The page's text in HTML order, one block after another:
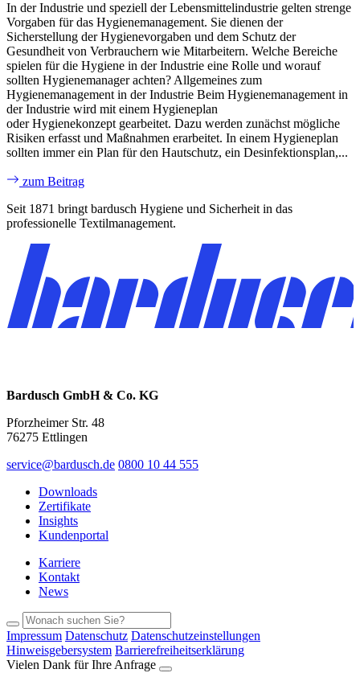
In der Industrie und speziell der Lebensmittelindustrie gelten strenge
Vorgaben für das Hygienemanagement. Sie dienen der
Sicherstellung der Hygienevorgaben und dem Schutz der
Gesundheit von Verbrauchern wie Mitarbeitern. Welche Bereiche
spielen für die Hygiene in der Industrie eine Rolle und worauf
sollten Hygienemanager achten? Allgemeines zum
Hygienemanagement in der Industrie Beim Hygienemanagement in
der Industrie wird mit einem Hygieneplan
oder Hygienekonzept gearbeitet. Dazu werden zunächst mögliche
Risiken erfasst und Maßnahmen erarbeitet. In einem Hygieneplan
sollten immer ein Plan für den Hautschutz, ein Desinfektionsplan,...
zum Beitrag
Seit 1871 bringt bardusch Hygiene und Sicherheit in das
professionelle Textilmanagement.
Bardusch GmbH & Co. KG
Pforzheimer Str. 48
76275 Ettlingen
service@bardusch.de 0800 10 44 555
Downloads
Zertifikate
Insights
Kundenportal
Karriere
Kontakt
News
Impressum Datenschutz Datenschutzeinstellungen
Hinweisgebersystem Barrierefreiheitserklärung
Vielen Dank für Ihre Anfrage